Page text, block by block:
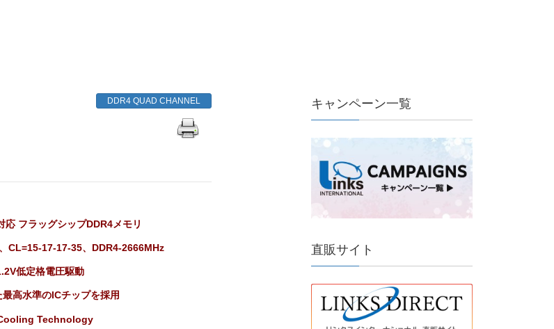
DDR4 QUAD CHANNEL
フラッグシップDDR4メモリ
CL=15-17-17-35、DDR4-2666MHz
低定格電圧駆動
高水準のICチップを採用
Technology
キャンペーン一覧
直販サイト